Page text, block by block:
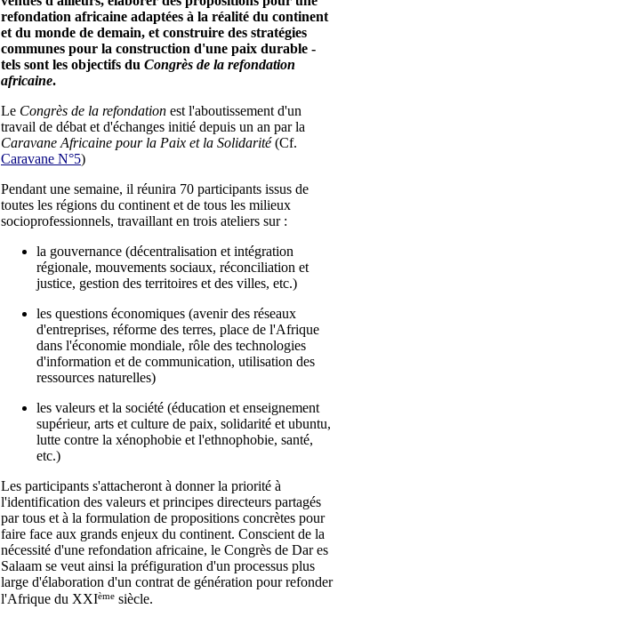
refondation africaine adaptées à la réalité du continent
et du monde de demain, et construire des stratégies
communes pour la construction d'une paix durable -
tels sont les objectifs du Congrès de la refondation
africaine.
Le Congrès de la refondation est l'aboutissement d'un
travail de débat et d'échanges initié depuis un an par la
Caravane Africaine pour la Paix et la Solidarité(Cf.
Caravane N°5)
Pendant une semaine, il réunira 70 participants issus de
toutes les régions du continent et de tous les milieux
socioprofessionnels, travaillant en trois ateliers sur :
la gouvernance (décentralisation et intégration
régionale, mouvements sociaux, réconciliation et
justice, gestion des territoires et des villes, etc.)
les questions économiques (avenir des réseaux
d'entreprises, réforme des terres, place de l'Afrique
dans l'économie mondiale, rôle des technologies
d'information et de communication, utilisation des
ressources naturelles)
les valeurs et la société (éducation et enseignement
supérieur, arts et culture de paix, solidarité et ubuntu,
lutte contre la xénophobie et l'ethnophobie, santé,
etc.)
Les participants s'attacheront à donner la priorité à
l'identification des valeurs et principes directeurs partagés
par tous et à la formulation de propositions concrètes pour
faire face aux grands enjeux du continent. Conscient de la
nécessité d'une refondation africaine, le Congrès de Dar es
Salaam se veut ainsi la préfiguration d'un processus plus
large d'élaboration d'un contrat de génération pour refonder
l'Afrique du XXIème siècle.